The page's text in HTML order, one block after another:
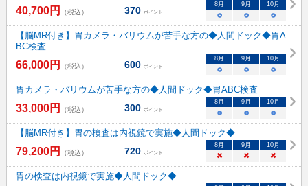
40,700円 （税込） 370 ポイント
8月 9月 10月
○ ○ ○
【脳MR付き】胃カメラ・バリウムが苦手な方の◆人間ドック◆胃A
BC検査
66,000円 （税込） 600 ポイント
8月 9月 10月
○ ○ ○
胃カメラ・バリウムが苦手な方の◆人間ドック◆胃ABC検査
33,000円 （税込） 300 ポイント
8月 9月 10月
○ ○ ○
【脳MR付き】胃の検査は内視鏡で実施◆人間ドック◆
79,200円 （税込） 720 ポイント
8月 9月 10月
× × ×
胃の検査は内視鏡で実施◆人間ドック◆